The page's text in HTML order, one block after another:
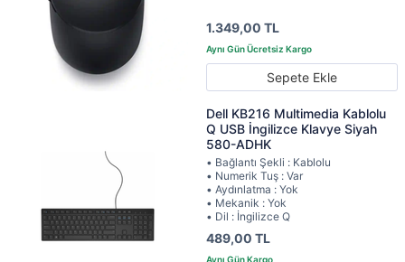
1.349,00 TL
Sepete Ekle
Dell KB216 Multimedia Kablolu
Q USB İngilizce Klavye Siyah
580-ADHK
• Bağlantı Şekli : Kablolu
• Numerik Tuş : Var
• Aydınlatma : Yok
• Mekanik : Yok
• Dil : İngilizce Q
489,00 TL